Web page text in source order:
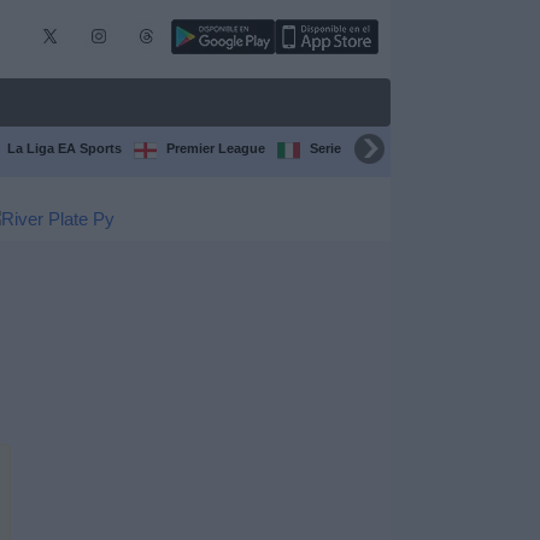
La Liga EA Sports Premier League Serie A Italiana